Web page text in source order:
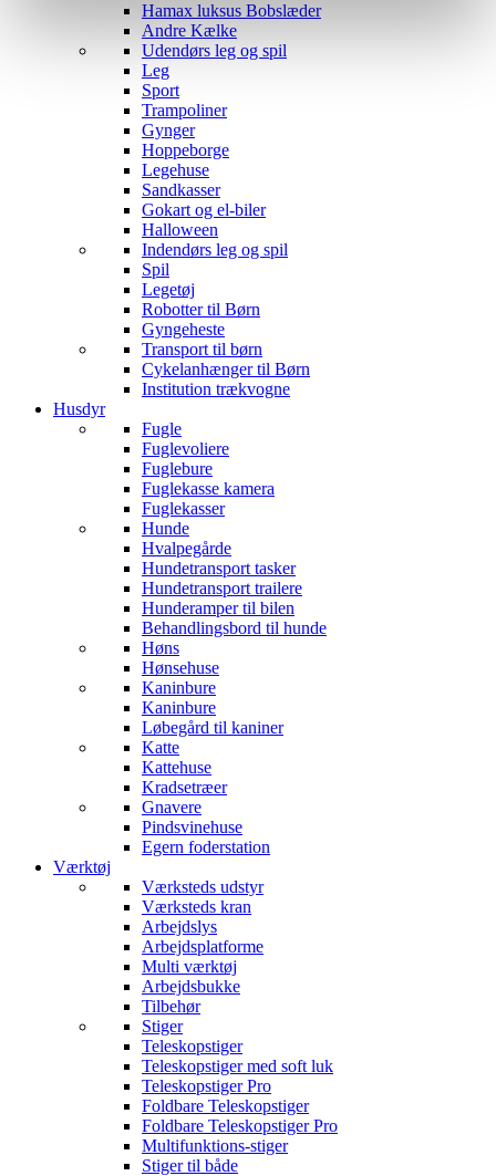
Hamax luksus Bobslæder
Andre Kælke
Udendørs leg og spil
Leg
Sport
Trampoliner
Gynger
Hoppeborge
Legehuse
Sandkasser
Gokart og el-biler
Halloween
Indendørs leg og spil
Spil
Legetøj
Robotter til Børn
Gyngeheste
Transport til børn
Cykelanhænger til Børn
Institution trækvogne
Husdyr
Fugle
Fuglevoliere
Fuglebure
Fuglekasse kamera
Fuglekasser
Hunde
Hvalpegårde
Hundetransport tasker
Hundetransport trailere
Hunderamper til bilen
Behandlingsbord til hunde
Høns
Hønsehuse
Kaninbure
Kaninbure
Løbegård til kaniner
Katte
Kattehuse
Kradsetræer
Gnavere
Pindsvinehuse
Egern foderstation
Værktøj
Værksteds udstyr
Værksteds kran
Arbejdslys
Arbejdsplatforme
Multi værktøj
Arbejdsbukke
Tilbehør
Stiger
Teleskopstiger
Teleskopstiger med soft luk
Teleskopstiger Pro
Foldbare Teleskopstiger
Foldbare Teleskopstiger Pro
Multifunktions-stiger
Stiger til både